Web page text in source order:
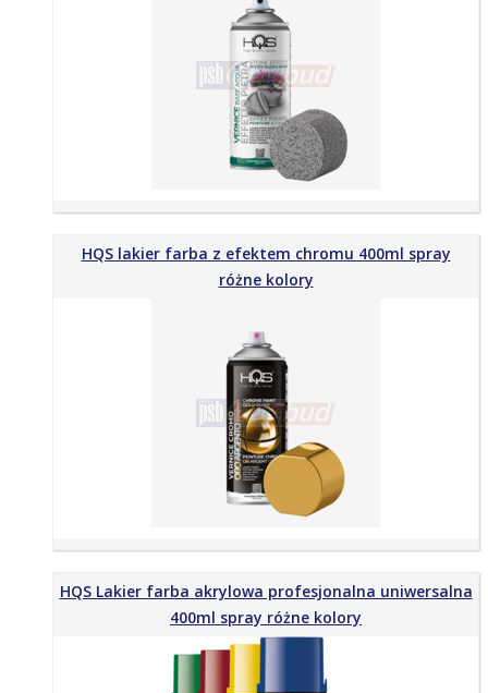
HQS lakier farba z efektem chromu 400ml spray
różne kolory
HQS Lakier farba akrylowa profesjonalna uniwersalna
400ml spray różne kolory